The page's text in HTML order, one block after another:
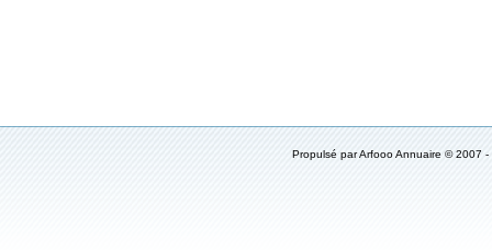
Propulsé parArfooo Annuaire © 2007